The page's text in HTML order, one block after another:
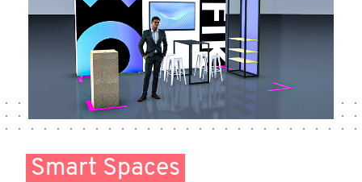
Smart Spaces